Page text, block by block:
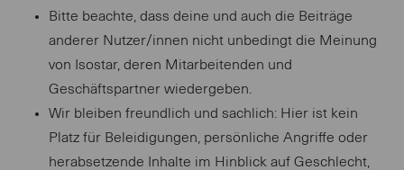
Bitte beachte, dass deine und auch die Beiträge
anderer Nutzer/innen nicht unbedingt die Meinung
von Isostar, deren Mitarbeitenden und
Geschäftspartner wiedergeben.
Wir bleiben freundlich und sachlich: Hier ist kein
Platz für Beleidigungen, persönliche Angriffe oder
herabsetzende Inhalte im Hinblick auf Geschlecht,